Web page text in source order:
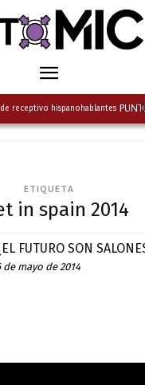
receptivo hispanohablantes
ETIQUETA
in spain 2014
FUTURO SON
de mayo de 2014